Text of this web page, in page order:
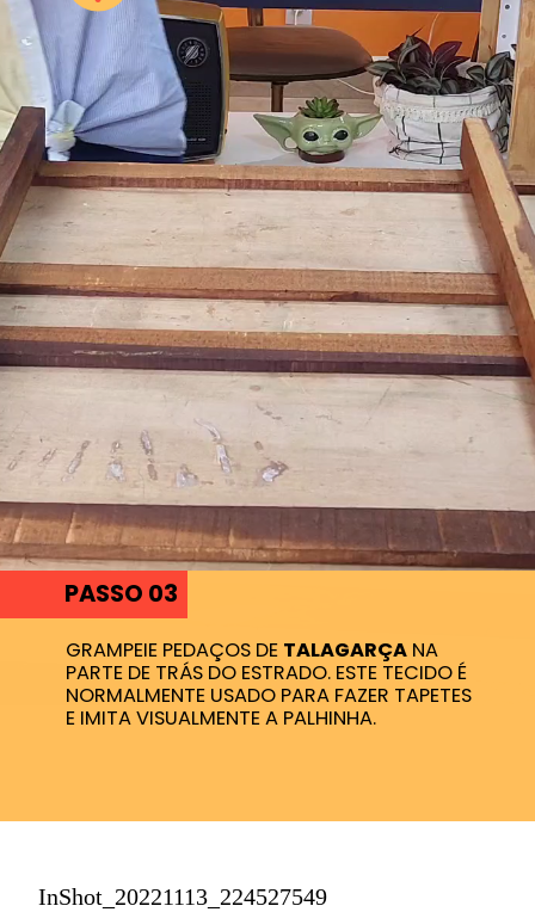
GRAMPEIE PEDAÇOS DE TALAGARÇA NA
PARTE DE TRÁS DO ESTRADO. ESTE TECIDO É
NORMALMENTE USADO PARA FAZER TAPETES
E IMITA VISUALMENTE A PALHINHA.
PASSO 03
InShot_20221113_224527549